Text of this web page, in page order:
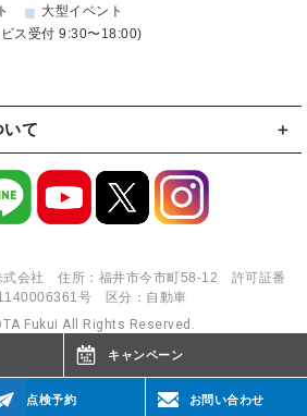
キャンペーン
点検予約 お問い合わせ
■ 大型イベント
ス受付 9:30〜18:00)
て
式会社 住所：福井市今市町58-12 許可証番
号 区分：自動車
Fukui All Rights Reserved.